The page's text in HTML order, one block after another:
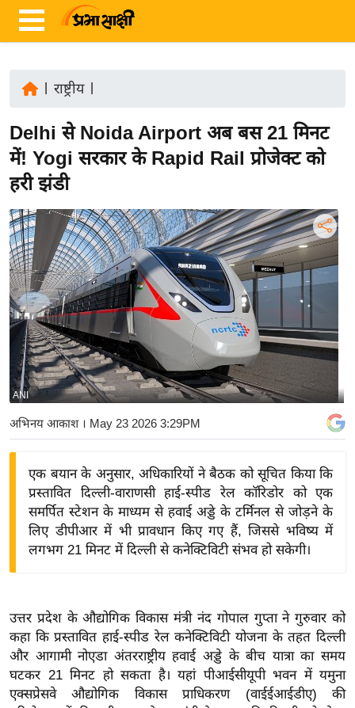
ज़ा
ख
र
रा
ष्ट्री
य
अं
त
र्रा
ष्ट्री
य
बि
ज़
ने
द्यो
वि
शे
ष
ज्ञ
रा
राष्ट्रीय|
Delhi से Noida Airport अब बस 21 मिनट
में! Yogi सरकार के Rapid Rail प्रोजेक्ट को
हरी झंडी
ANI
अभिनय आकाश। May 23 2026 3:29PM
एक बयान के अनुसार, अधिकारियों ने बैठक को सूचित किया कि
प्रस्तावित दिल्ली-वाराणसी हाई-स्पीड रेल कॉरिडोर को एक
समर्पित स्टेशन के माध्यम से हवाई अड्डे के टर्मिनल से जोड़ने के
लिए डीपीआर में भी प्रावधान किए गए हैं, जिससे भविष्य में
लगभग 21 मिनट में दिल्ली से कनेक्टिविटी संभव हो सकेगी।
उत्तर प्रदेश के औद्योगिक विकास मंत्री नंद गोपाल गुप्ता ने गुरुवार को
कहा कि प्रस्तावित हाई-स्पीड रेल कनेक्टिविटी योजना के तहत दिल्ली
और आगामी नोएडा अंतरराष्ट्रीय हवाई अड्डे के बीच यात्रा का समय
घटकर 21 मिनट हो सकता है। यहां पीआईसीयूपी भवन में यमुना
एक्सप्रेसवे औद्योगिक विकास प्राधिकरण (वाईईआईडीए) की